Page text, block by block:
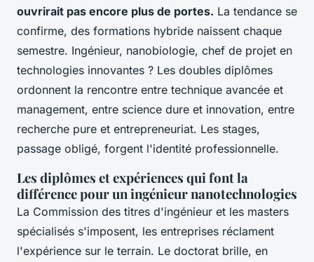
ouvrirait pas encore plus de portes. La tendance se
confirme, des formations hybride naissent chaque
semestre. Ingénieur, nanobiologie, chef de projet en
technologies innovantes ? Les doubles diplômes
ordonnent la rencontre entre technique avancée et
management, entre science dure et innovation, entre
recherche pure et entrepreneuriat. Les stages,
passage obligé, forgent l'identité professionnelle.
Les diplômes et expériences qui font la
différence pour un ingénieur nanotechnologies
La Commission des titres d'ingénieur et les masters
spécialisés s'imposent, les entreprises réclament
l'expérience sur le terrain. Le doctorat brille, en